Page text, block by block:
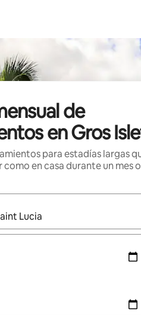
de
en Gros
para estadías largas
en casa durante un mes o
estén disponibles, navega